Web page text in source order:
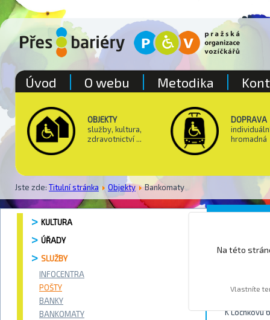
OBJEKTY
služby, kultura,
zdravotnictví ...
DOPRAVA
hromadná
Jste zde: Titulní stránka Objekty Bankomaty
Úvod O webu Metodika
KULTURA
ÚŘADY
SLUŽBY
INFOCENTRA
POŠTY
BANKY
BANKOMATY
K Lochkovu
Na této
Vlastníte